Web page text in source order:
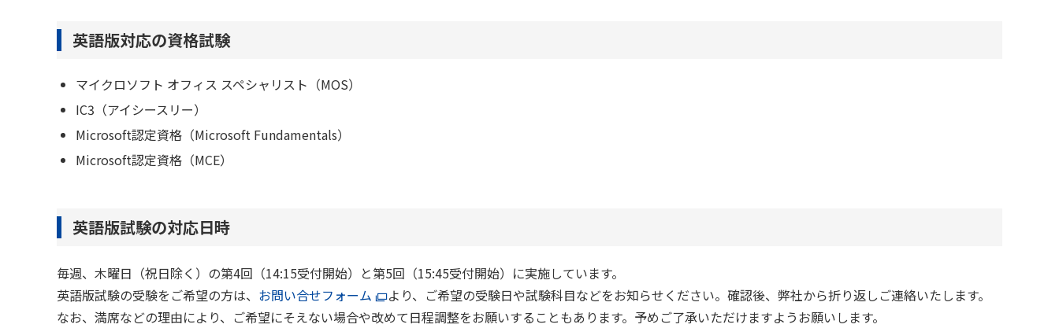
英語版対応の資格試験
マイクロソフト オフィス スペシャリスト（MOS）
IC3（アイシースリー）
Microsoft認定資格（Microsoft Fundamentals）
Microsoft認定資格（MCE）
英語版試験の対応日時
毎週、木曜日（祝日除く）の第4回（14:15受付開始）と第5回（15:45受付開始）に実施しています。
英語版試験の受験をご希望の方は、 お問い合せフォーム
より、ご希望の受験日や試験科目などをお知らせください。確認後、弊社から折り返しご連絡いたします。
なお、満席などの理由により、ご希望にそえない場合や改めて日程調整をお願いすることもあります。予めご了承いただけますようお願いします。